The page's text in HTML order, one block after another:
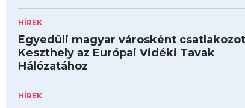
HÍREK
Egyedüli magyar városként
Keszthely az Európai Vidéki Tavak
Hálózatához
HÍREK